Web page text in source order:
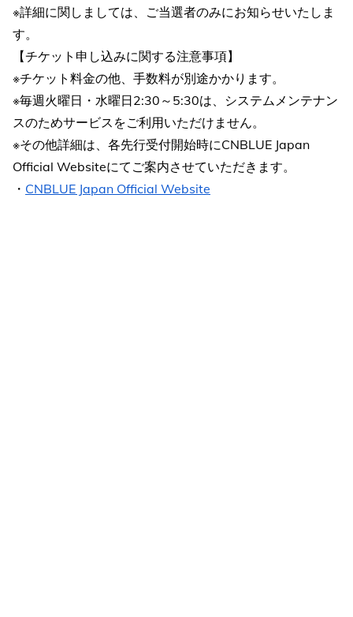
※詳細に関しましては、ご当選者のみにお知らせいたしま
す。
【チケット申し込みに関する注意事項】
※チケット料金の他、手数料が別途かかります。
※毎週火曜日・水曜日2:30～5:30は、システムメンテナン
スのためサービスをご利用いただけません。
※その他詳細は、各先行受付開始時にCNBLUE Japan
Official Websiteにてご案内させていただきます。
・ CNBLUE Japan Official Website